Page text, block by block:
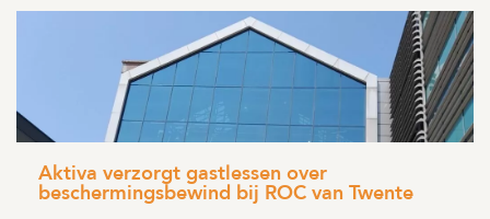
Aktiva verzorgt gastlessen over
beschermingsbewind bij ROC van Twente